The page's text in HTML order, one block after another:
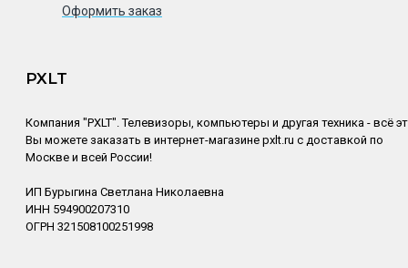
Оформить заказ
PXLT
Компания "PXLT". Телевизоры, компьютеры и другая техника - всё
Вы можете заказать в интернет-магазине pxlt.ru с доставкой по
Москве и всей России!
ИП Бурыгина Светлана Николаевна
ИНН 594900207310
ОГРН 321508100251998